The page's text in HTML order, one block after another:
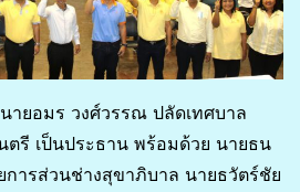
ายอมร วงศ์วรรณ ปลัดเทศบาล
รี เป็นประธาน พร้อมด้วย นายธน
ารส่วนช่างสุขาภิบาล นายธวัตร์ชัย